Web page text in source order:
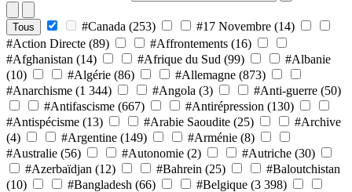
Tous #Canada (253) #17 Novembre (14)
#Action Directe (89) #Affrontements (16)
#Afghanistan (14) #Afrique du Sud (99)
#Albanie
(10)
#Algérie (86) #Allemagne (873)
#Anarchisme (1 344) #Angola (3) #Anti-guerre (50)
#Antifascisme (667) #Antirépression (130)
#Antispécisme (13) #Arabie Saoudite (25)
#Archive
(4)
#Argentine (149) #Arménie (8)
#Australie (56) #Autonomie (2) #Autriche (30)
#Azerbaïdjan (12) #Bahrein (25)
#Baloutchistan
(10)
#Bangladesh (66) #Belgique (3 398)